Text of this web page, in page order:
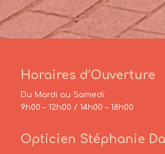
Horaires d’Ouverture
Du Mardi au Samedi :
9h00 – 12h00 / 14h00 – 18h00
Opticien Stéphanie